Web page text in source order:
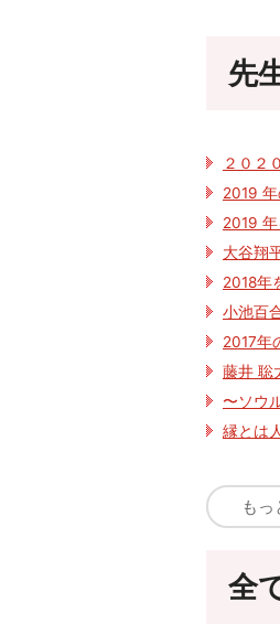
先
２０２
2019
2019 年
大谷翔
2018年
小池百
2017年
藤井 聡
〜ソウ
縁とは
もっ
全